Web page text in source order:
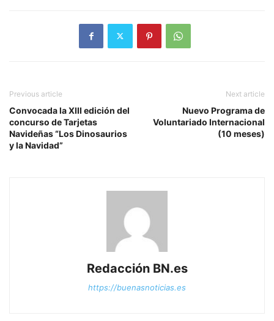
Previous article
Convocada la XIII edición del
concurso de Tarjetas
Navideñas “Los Dinosaurios
y la Navidad”
Next article
Nuevo Programa de
Voluntariado Internacional
(10 meses)
Redacción BN.es
https://buenasnoticias.es